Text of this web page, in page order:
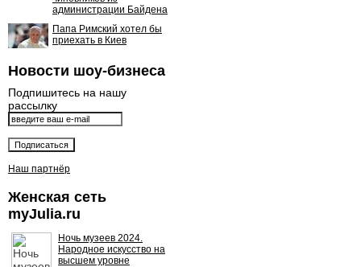
администрации Байдена
Папа Римский хотел бы
приехать в Киев
Новости шоу-бизнеса
Подпишитесь на нашу
рассылку
Наш партнёр
Женская сеть
myJulia.ru
Ночь музеев 2024.
Народное искусство на
высшем уровне